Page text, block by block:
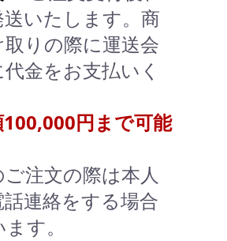
いたします。商
りの際に運送会
金をお支払いく
円まで可能
注文の際は本人
連絡をする場合
す。